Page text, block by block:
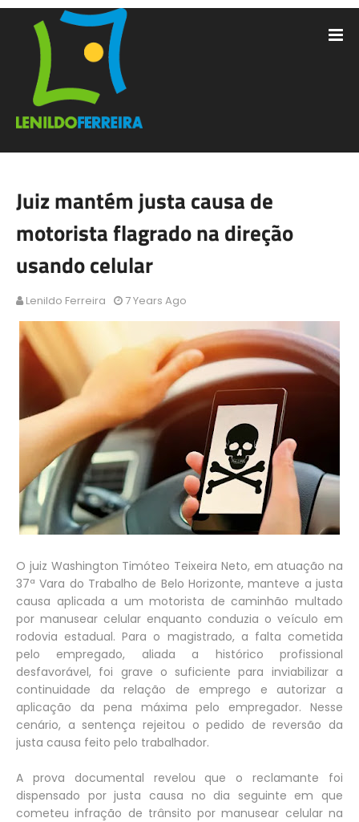
Juiz mantém justa causa de
motorista flagrado na direção
usando celular
Lenildo Ferreira 7 Years Ago
O juiz Washington Timóteo Teixeira Neto, em atuação na
37ª Vara do Trabalho de Belo Horizonte, manteve a justa
causa aplicada a um motorista de caminhão multado
por manusear celular enquanto conduzia o veículo em
rodovia estadual. Para o magistrado, a falta cometida
pelo empregado, aliada a histórico profissional
desfavorável, foi grave o suficiente para inviabilizar a
continuidade da relação de emprego e autorizar a
aplicação da pena máxima pelo empregador. Nesse
cenário, a sentença rejeitou o pedido de reversão da
justa causa feito pelo trabalhador.
A prova documental revelou que o reclamante foi
dispensado por justa causa no dia seguinte em que
cometeu infração de trânsito por manusear celular na